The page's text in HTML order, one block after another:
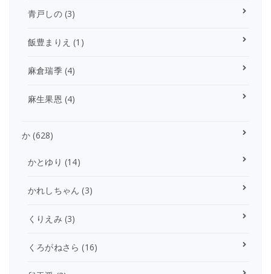
青戸しの(3)
飯豊まりえ (1)
麻倉瑞季(4)
麻生果恩 (4)
か (628)
かとゆり (14)
かれしちゃん (3)
くりえみ (3)
くろがねさら (16)